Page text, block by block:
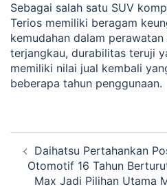
Sebagai salah satu SUV
Terios memiliki beragam
kemudahan dalam
terjangkau, durabilitas teruji
memiliki nilai jual kembali
beberapa tahun penggunaan.
Tulisan
Daihatsu Pertahankan
Otomotif 16 Tahun
Max Jadi Pilihan Utama